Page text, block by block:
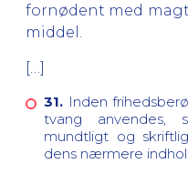
fornødent med
middel.
[…]
31. Inden
tvang anvendes,
mundtligt og
dens nærmere